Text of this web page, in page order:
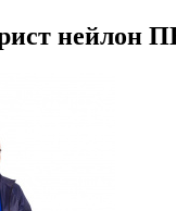
нейлон